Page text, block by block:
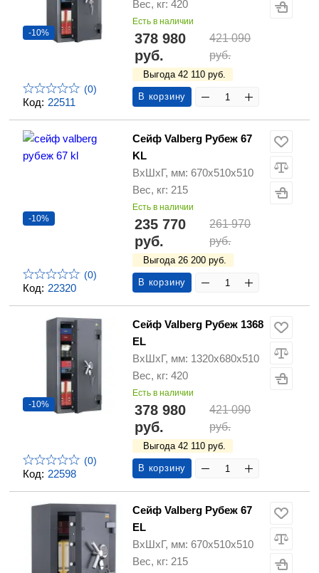
Код: 22511
-10%
(0)
Вес, кг: 420
Есть в наличии
378 980
руб.
421 090
руб.
Выгода 42 110 руб.
В корзину
Код: 22320
-10%
(0)
Сейф Valberg Рубеж 67
KL
ВхШхГ, мм: 670х510х510
Вес, кг: 215
Есть в наличии
235 770
руб.
261 970
руб.
Выгода 26 200 руб.
В корзину
Код: 22598
-10%
(0)
Сейф Valberg Рубеж 1368
EL
ВхШхГ, мм: 1320х680х510
Вес, кг: 420
Есть в наличии
378 980
руб.
421 090
руб.
Выгода 42 110 руб.
В корзину
Сейф Valberg Рубеж 67
EL
ВхШхГ, мм: 670х510х510
Вес, кг: 215